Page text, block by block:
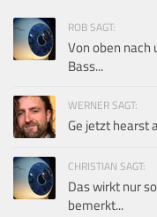
ROB SAGT:
Von oben
Bass...
WERNER SAGT:
Ge jetzt hearst
CHRISTIAN SAGT:
Das wirkt nur
bemerkt...